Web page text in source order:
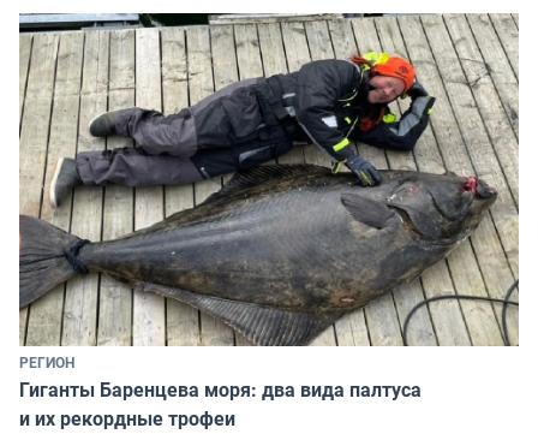
РЕГИОН
Гиганты Баренцева моря: два вида палтуса
и их рекордные трофеи